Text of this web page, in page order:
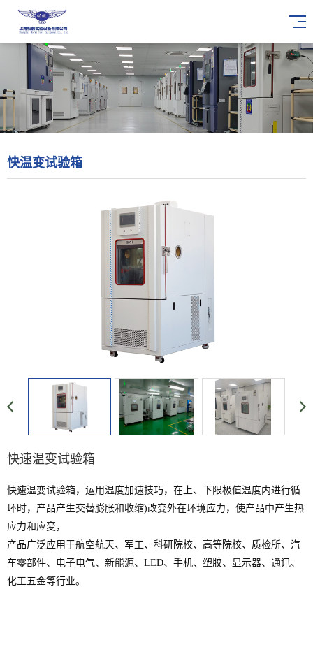
快温变试验箱
快速温变试验箱
快速温变试验箱，运用温度加速技巧，在上、下限极值温度内进行循
环时，产品产生交替膨胀和收缩)改变外在环境应力，使产品中产生热
应力和应変，
产品广泛应用于航空航天、军工、科研院校、高等院校、质检所、汽
车零部件、电子电气、新能源、LED、手机、塑胶、显示器、通讯、
化工五金等行业。